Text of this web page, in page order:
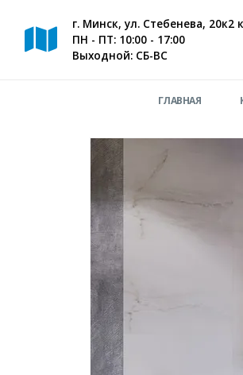
г. Минск, ул. Стебенева, 20к2
ПН - ПТ: 10:00 - 17:00
Выходной: СБ-ВС
ГЛАВНАЯ